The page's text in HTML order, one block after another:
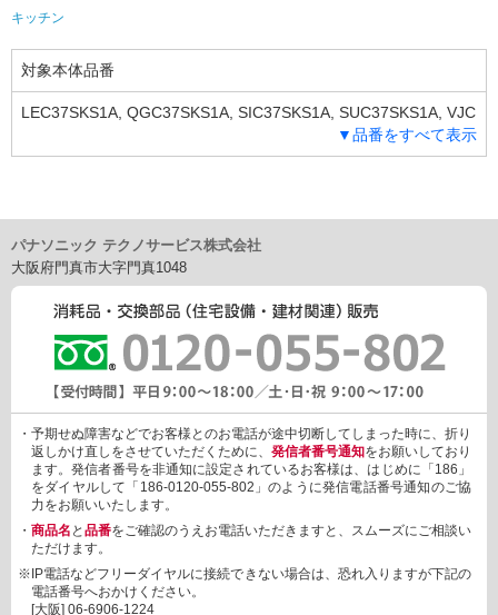
キッチン
対象本体品番
LEC37SKS1A, QGC37SKS1A, SIC37SKS1A, SUC37SKS1A, VJC
37SKS1A, LEC37SKS1B, QGC37SKS1B, SIC37SKS1B, SUC37S
KS1B, VJC37SKS1B, LEC37SKS2A, QGC37SKS2A, QSC37SKS
▼品番をすべて表示
パナソニック テクノサービス株式会社
大阪府門真市大字門真1048
・予期せぬ障害などでお客様とのお電話が途中切断してしまった時に、折り
返しかけ直しをさせていただくために、 発信者番号通知をお願いしており
ます。発信者番号を非通知に設定されているお客様は、はじめに「186」
をダイヤルして「186-0120-055-802」のように発信電話番号通知のご協
力をお願いいたします。
・ 商品名 と 品番をご確認のうえお電話いただきますと、スムーズにご相談い
ただけます。
※IP電話などフリーダイヤルに接続できない場合は、恐れ入りますが下記の
電話番号へおかけください。
[大阪] 06-6906-1224